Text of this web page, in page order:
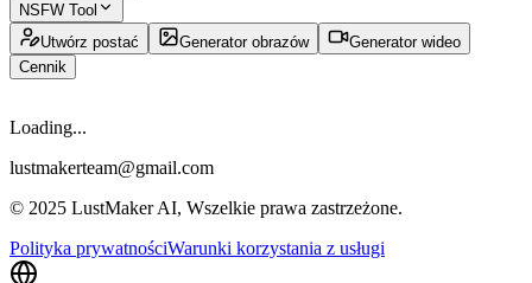
NSFW Tool
Utwórz postać
Generator obrazów
Generator wideo
Cennik
Loading...
lustmakerteam@gmail.com
© 2025 LustMaker AI, Wszelkie prawa zastrzeżone.
Polityka prywatnościWarunki korzystania z usługi